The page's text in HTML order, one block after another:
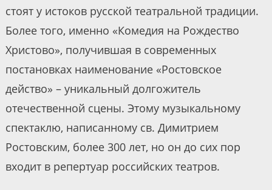
стоят у истоков русской театральной традиции.
Более того, именно «Комедия на Рождество
Христово», получившая в современных
постановках наименование «Ростовское
действо» – уникальный долгожитель
отечественной сцены. Этому музыкальному
спектаклю, написанному св. Димитрием
Ростовским, более 300 лет, но он до сих пор
входит в репертуар российских театров.